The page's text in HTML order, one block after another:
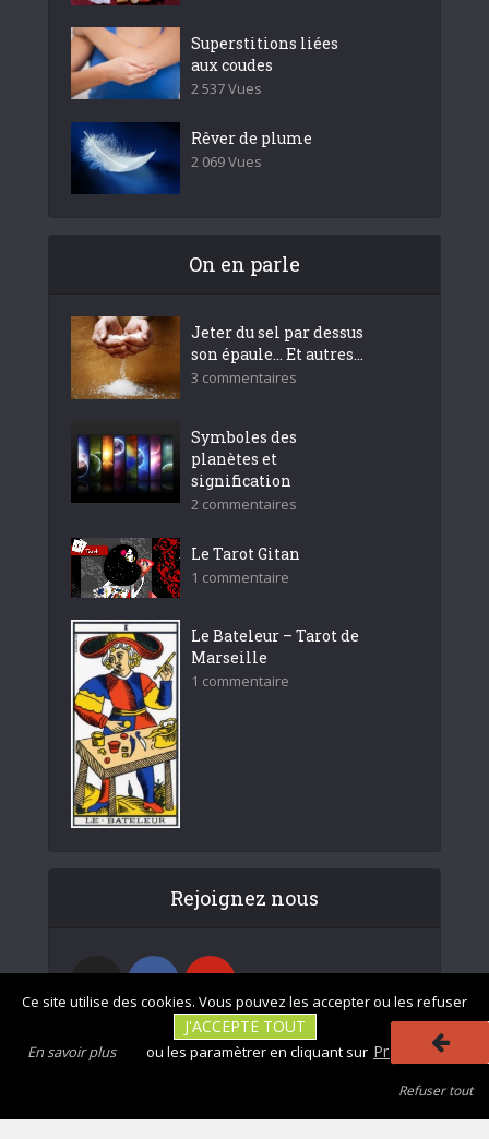
Superstitions liées
aux coudes
2 537 Vues
Rêver de plume
2 069 Vues
On en parle
Jeter du sel par dessus
son épaule… Et autres...
3 commentaires
Symboles des
planètes et
signification
2 commentaires
Le Tarot Gitan
1 commentaire
Le Bateleur – Tarot de
Marseille
1 commentaire
Rejoignez nous
Ce site utilise des cookies. Vous pouvez les accepter ou les refuser
J'ACCEPTE TOUT
ou les paramètrer en cliquant sur Préférences
En savoir plus
Refuser tout